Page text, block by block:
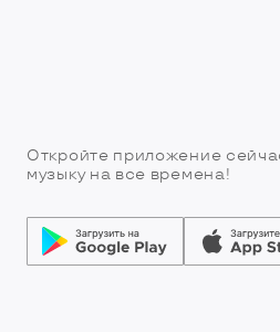
Откройте приложение
музыку на все времена!